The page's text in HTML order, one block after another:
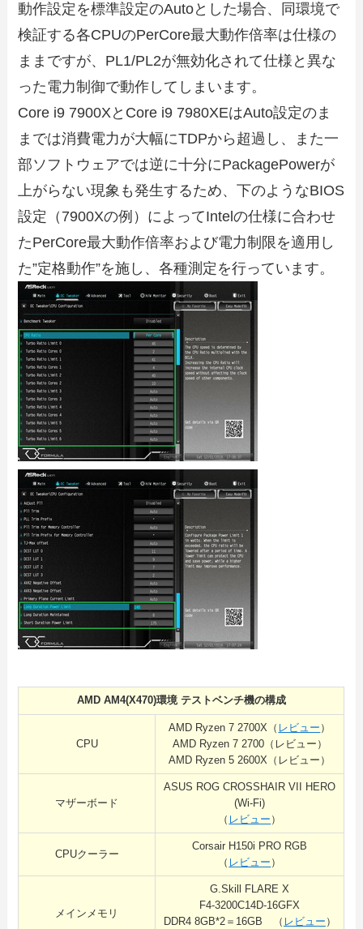
動作設定を標準設定のAutoとした場合、同環境で
検証する各CPUのPerCore最大動作倍率は仕様の
ままですが、PL1/PL2が無効化されて仕様と異な
った電力制御で動作してしまいます。
Core i9 7900XとCore i9 7980XEはAuto設定のま
までは消費電力が大幅にTDPから超過し、また一
部ソフトウェアでは逆に十分にPackagePowerが
上がらない現象も発生するため、下のようなBIOS
設定（7900Xの例）によってIntelの仕様に合わせ
たPerCore最大動作倍率および電力制限を適用し
た”定格動作”を施し、各種測定を行っています。
AMD AM4(X470)環境 テストベンチ機の構成
CPU
AMD Ryzen 7 2700X（ レビュー ）
AMD Ryzen 7 2700（レビュー）
AMD Ryzen 5 2600X（レビュー）
マザーボード
ASUS ROG CROSSHAIR VII HERO
(Wi-Fi)
（ レビュー ）
CPUクーラー
Corsair H150i PRO RGB
（ レビュー ）
メインメモリ
G.Skill FLARE X
F4-3200C14D-16GFX
DDR4 8GB*2＝16GB （ レビュー ）